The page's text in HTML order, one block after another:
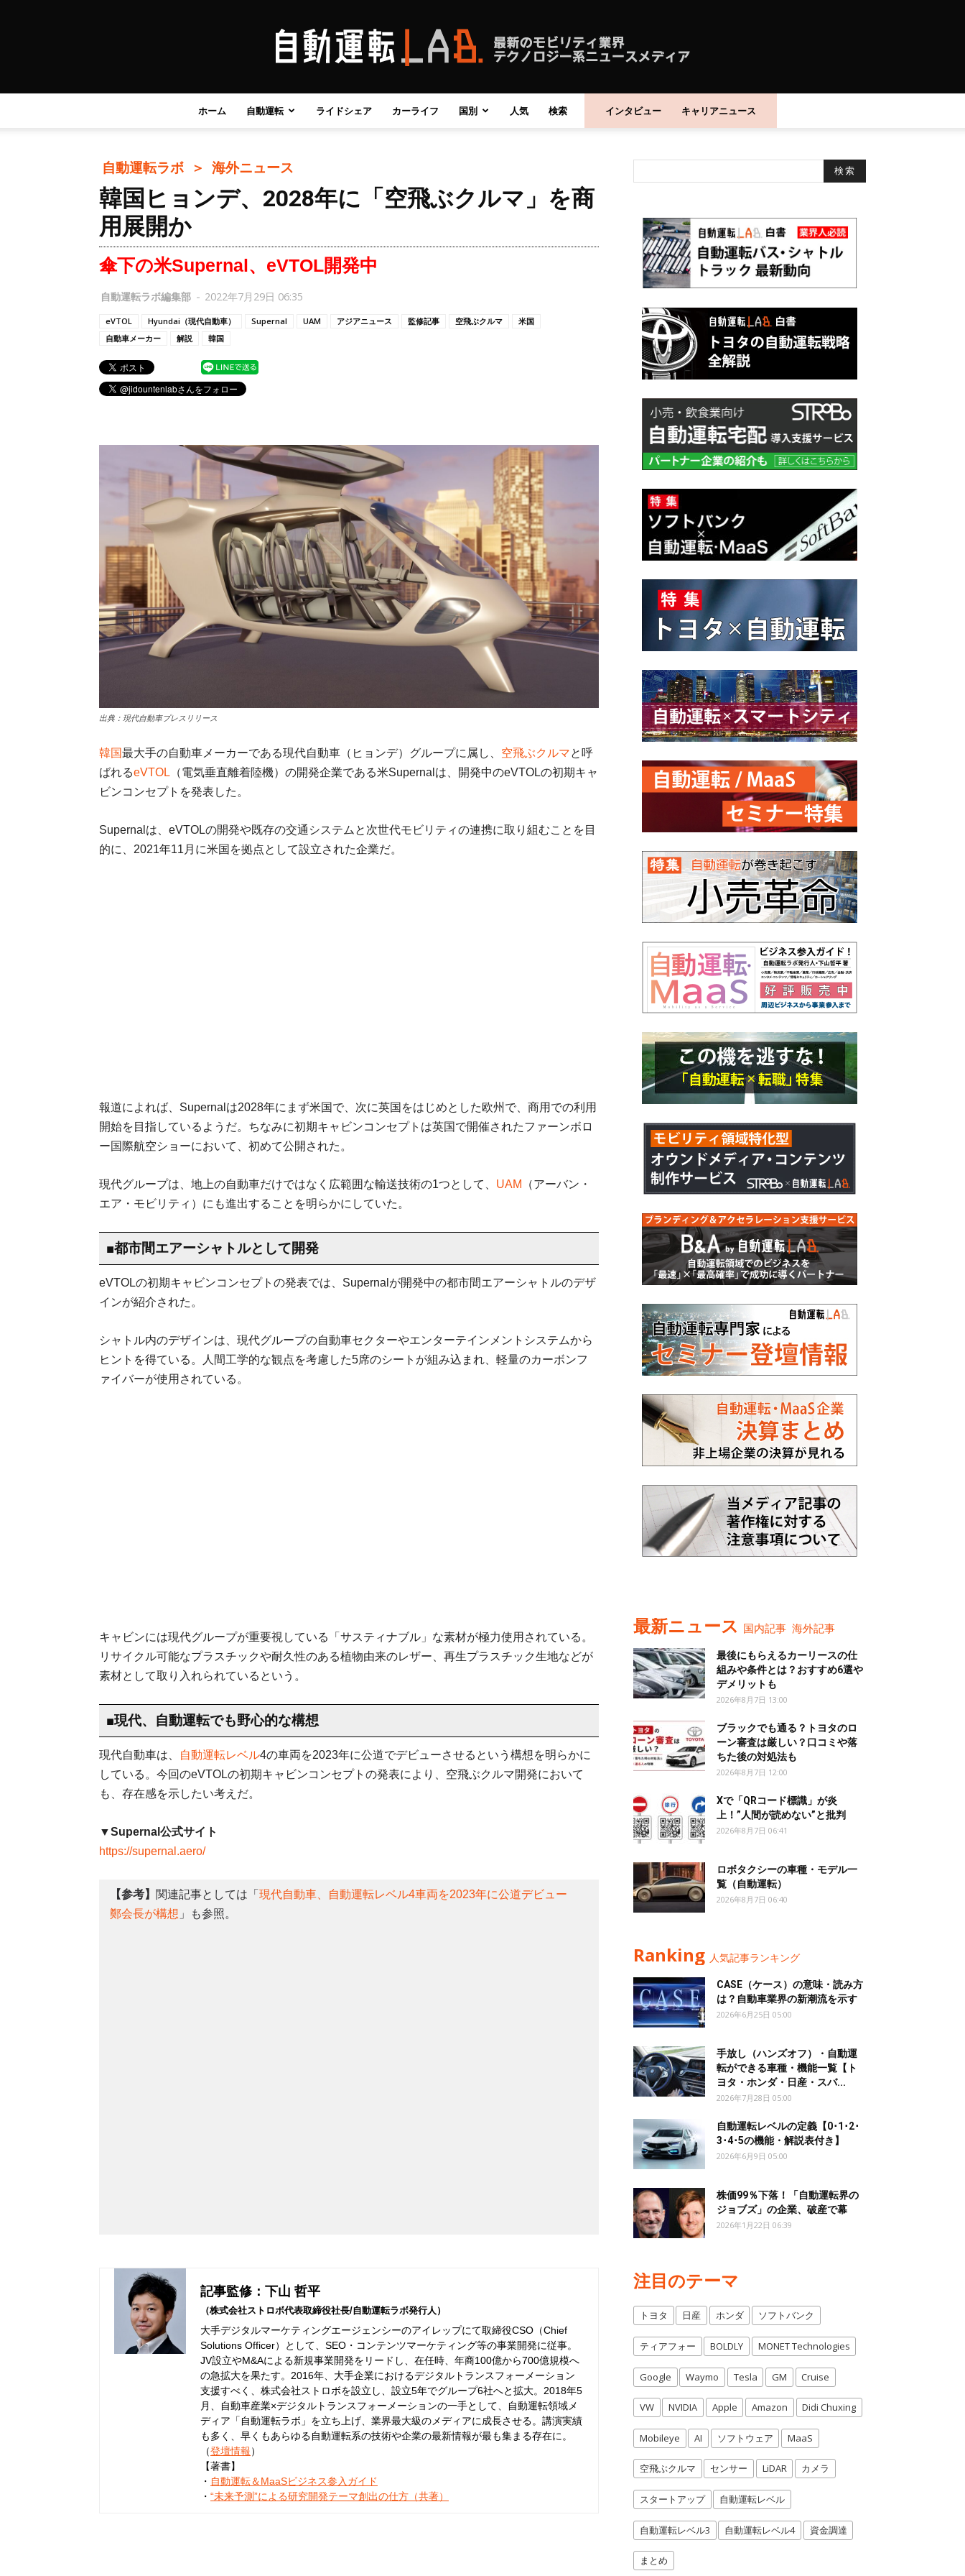
自
動
ボ
ホーム 自動運転 ライドシェア カーライフ 国別 人気 検索 インタビュー キャリアニュース
自動運転ラボ ＞ 海外ニュース
韓国ヒョンデ、2028年に「空飛ぶクルマ」を商
用展開か
傘下の米Supernal、eVTOL開発中
自動運転ラボ編集部 - 2022年7月29日 06:35
eVTOL Hyundai（現代自動車） Supernal UAM アジアニュース 監修記事 空飛ぶクルマ
米国
自動車メーカー
解説 韓国
出典：現代自動車プレスリリース
韓国最大手の自動車メーカーである現代自動車（ヒョンデ）グループに属し、 空飛ぶクルマと呼
ばれるeVTOL （電気垂直離着陸機）の開発企業である米Supernalは、開発中のeVTOLの初期キャ
ビンコンセプトを発表した。
Supernalは、eVTOLの開発や既存の交通システムと次世代モビリティの連携に取り組むことを目
的に、2021年11月に米国を拠点として設立された企業だ。
報道によれば、Supernalは2028年にまず米国で、次に英国をはじめとした欧州で、商用での利用
開始を目指しているようだ。ちなみに初期キャビンコンセプトは英国で開催されたファーンボロ
ー国際航空ショーにおいて、初めて公開された。
現代グループは、地上の自動車だけではなく広範囲な輸送技術の1つとして、 UAM
（アーバン・
エア・モビリティ）にも進出することを明らかにしていた。
■都市間エアーシャトルとして開発
eVTOLの初期キャビンコンセプトの発表では、Supernalが開発中の都市間エアーシャトルのデザ
インが紹介された。
シャトル内のデザインは、現代グループの自動車セクターやエンターテインメントシステムから
ヒントを得ている。人間工学的な観点を考慮した5席のシートが組み込まれ、軽量のカーボンフ
ァイバーが使用されている。
キャビンには現代グループが重要視している「サスティナブル」な素材が極力使用されている。
リサイクル可能なプラスチックや耐久性のある植物由来のレザー、再生プラスチック生地などが
素材として取り入れられているという。
■現代、自動運転でも野心的な構想
現代自動車は、 自動運転レベル4の車両を2023年に公道でデビューさせるという構想を明らかに
している。今回のeVTOLの初期キャビンコンセプトの発表により、空飛ぶクルマ開発において
も、存在感を示したい考えだ。
▼Supernal公式サイト
https://supernal.aero/
【参考】 関連記事としては「 現代自動車、自動運転レベル4車両を2023年に公道デビュー
鄭会長が構想 」も参照。
記事監修：下山 哲平
（株式会社ストロボ代表取締役社長/自動運転ラボ発行人）
大手デジタルマーケティングエージェンシーのアイレップにて取締役CSO（Chief
Solutions Officer）として、SEO・コンテンツマーケティング等の事業開発に従事。
JV設立やM&Aによる新規事業開発をリードし、在任時、年商100億から700億規模へ
の急拡大を果たす。2016年、大手企業におけるデジタルトランスフォーメーション
支援すべく、株式会社ストロボを設立し、設立5年でグループ6社へと拡大。2018年5
月、自動車産業×デジタルトランスフォーメーションの一手として、自動運転領域メ
ディア「自動運転ラボ」を立ち上げ、業界最大級のメディアに成長させる。講演実績
も多く、早くもあらゆる自動運転系の技術や企業の最新情報が最も集まる存在に。
（登壇情報）
【著書】
・ 自動運転＆MaaSビジネス参入ガイド
・ “未来予測”による研究開発テーマ創出の仕方（共著）
最新ニュース 国内記事 海外記事
最後にもらえるカーリースの仕
組みや条件とは？おすすめ6選や
デメリットも
2026年8月7日 13:00
ブラックでも通る？トヨタのロ
ーン審査は厳しい？口コミや落
ちた後の対処法も
2026年8月7日 12:00
Xで「QRコード標識」が炎
上！”人間が読めない”と批判
2026年8月7日 06:41
ロボタクシーの車種・モデル一
覧（自動運転）
2026年8月7日 06:40
Ranking 人気記事ランキング
CASE（ケース）の意味・読み方
は？自動車業界の新潮流を示す
2026年6月25日 05:00
手放し（ハンズオフ）・自動運
転ができる車種・機能一覧【ト
ヨタ・ホンダ・日産・スバ...
2026年7月28日 05:00
自動運転レベルの定義【0･1･2･
3･4･5の機能・解説表付き】
2026年6月9日 05:00
株価99％下落！「自動運転界の
ジョブズ」の企業、破産で幕
2026年1月22日 06:39
注目のテーマ
トヨタ 日産 ホンダ ソフトバンク
ティアフォー BOLDLY MONET Technologies
Google Waymo Tesla GM Cruise
VW NVIDIA Apple Amazon Didi Chuxing
Mobileye AI ソフトウェア MaaS
空飛ぶクルマ センサー LiDAR カメラ
スタートアップ 自動運転レベル
自動運転レベル3 自動運転レベル4 資金調達
まとめ